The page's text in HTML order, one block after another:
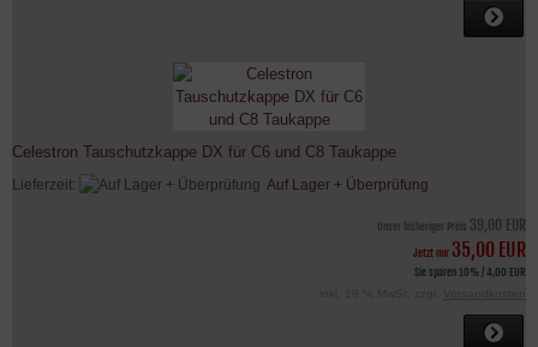
Celestron Tauschutzkappe DX für C6 und C8 Taukappe
Lieferzeit: Auf Lager + Überprüfung
Unser bisheriger Preis 39,00 EUR
Jetzt nur 35,00 EUR
Sie sparen 10% / 4,00 EUR